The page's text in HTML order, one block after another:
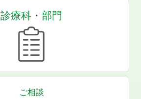
診療科・部門
ご相談